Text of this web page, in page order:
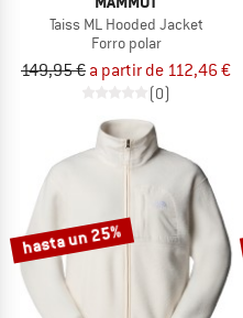
Taiss ML Hooded Jacket
Forro polar
149,95 € a partir de 112,46 €
(0)
hasta un 25%